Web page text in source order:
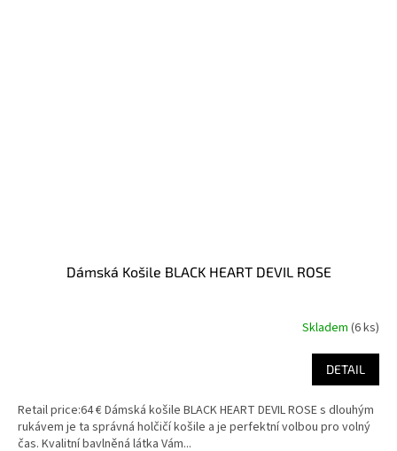
Dámská Košile BLACK HEART DEVIL ROSE
Skladem (6 ks)
DETAIL
Retail price:64 € Dámská košile BLACK HEART DEVIL ROSE s dlouhým
rukávem je ta správná holčičí košile a je perfektní volbou pro volný
čas. Kvalitní bavlněná látka Vám...